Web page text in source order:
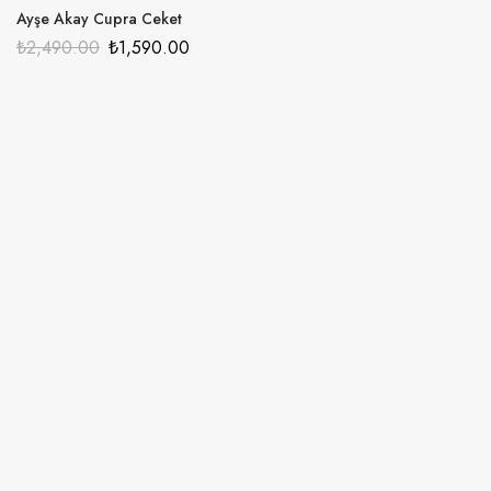
Ayşe Akay Cupra Ceket
₺2,490.00 ₺1,590.00